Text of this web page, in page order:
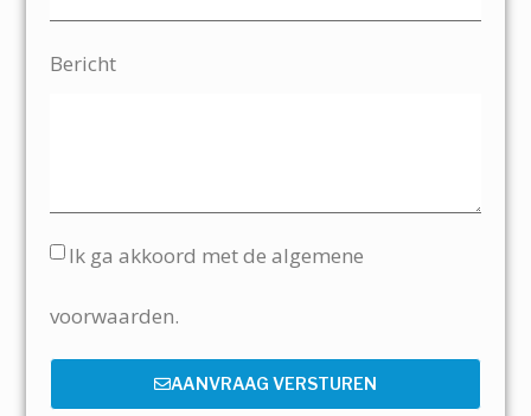
Bericht
Ik ga akkoord met de algemene
voorwaarden.
AANVRAAG VERSTUREN